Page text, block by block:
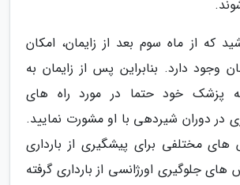
که از ماه سوم بعد از زایمان، امکان
وجود دارد. بنابراین پس از زایمان به
پزشک خود حتما در مورد راه های
در دوران شیردهی با او مشورت نمایید.
مختلفی برای پیشگیری از بارداری
های جلوگیری اورژانسی از بارداری گرفته